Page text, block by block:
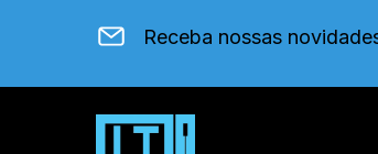
Receba nossas